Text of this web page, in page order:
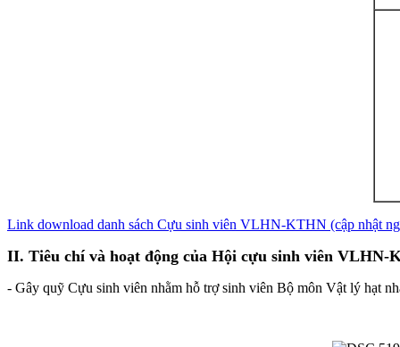
Link download danh sách Cựu sinh viên VLHN-KTHN (cập nhật
II. Tiêu chí và hoạt động của Hội cựu sinh viên VLHN-
- Gây quỹ Cựu sinh viên nhằm hỗ trợ sinh viên Bộ môn Vật lý hạt